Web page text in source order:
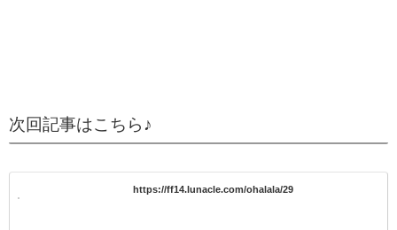
次回記事はこちら♪
https://ff14.lunacle.com/ohalala/29